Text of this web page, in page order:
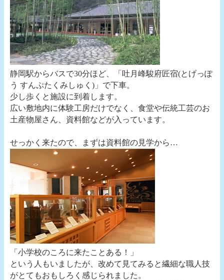
静岡駅からバスで30分ほど、「吐月峰駿府匠宿(とげっぽ
う すんぷたくみしゅく)」で下車。
少し歩くと施設に到着します。
広い敷地内に体験工房だけでなく、食堂や伝統工芸のお
土産物屋さん、資料館などが入っています。
せっかく来たので、まずは資料館の見学から…
「小学校のころに来たことある！」
という人もいましたが、改めて見てみると繊細な職人技
がとてもおもしろく感じられました。